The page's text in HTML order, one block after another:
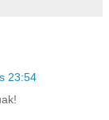
23:54